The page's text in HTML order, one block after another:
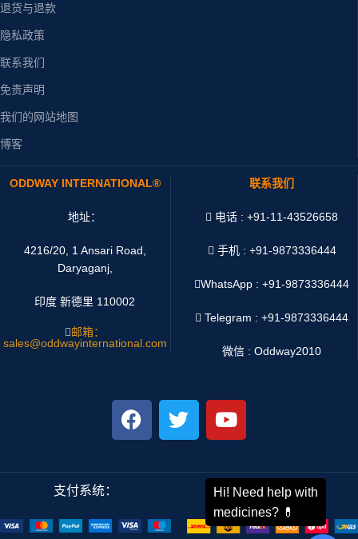
退货与退款
隐私政策
联系我们
免责声明
我们的网站地图
博客
ODDWAY INTERNATIONAL®
地址：
4216/20, 1 Ansari Road,
Daryaganj,
印度 新德里 110002
邮箱：
sales@oddwayinternational.com
联系我们
电话 : +91-11-43526658
手机 : +91-9873336444
WhatsApp :+91-9873336444
Telegram : +91-9873336444
微信 : Oddway2010
支付系统： 运输系统：